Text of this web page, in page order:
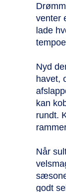
venter
lade
Nyd
havet,
kan
rundt.
Når
godt